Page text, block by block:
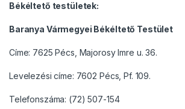
Békéltető testületek:
Baranya Vármegyei Békéltető Testület
Címe: 7625 Pécs, Majorosy Imre u. 36.
Levelezési címe: 7602 Pécs, Pf. 109.
Telefonszáma: (72) 507-154